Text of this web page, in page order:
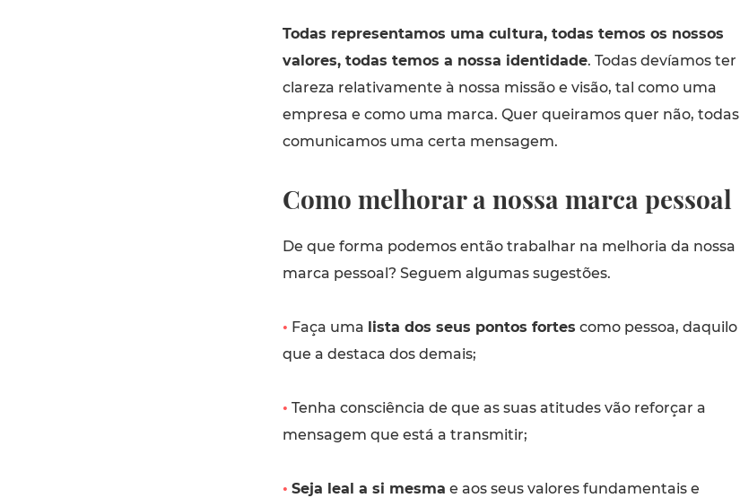
Todas representamos uma cultura, todas temos os nossos
valores, todas temos a nossa identidade. Todas devíamos ter
clareza relativamente à nossa missão e visão, tal como uma
empresa e como uma marca. Quer queiramos quer não, todas
comunicamos uma certa mensagem.
Como melhorar a nossa marca pessoal
De que forma podemos então trabalhar na melhoria da nossa
marca pessoal? Seguem algumas sugestões.
• Faça uma lista dos seus pontos fortes como pessoa, daquilo
que a destaca dos demais;
• Tenha consciência de que as suas atitudes vão reforçar a
mensagem que está a transmitir;
• Seja leal a si mesma e aos seus valores fundamentais e